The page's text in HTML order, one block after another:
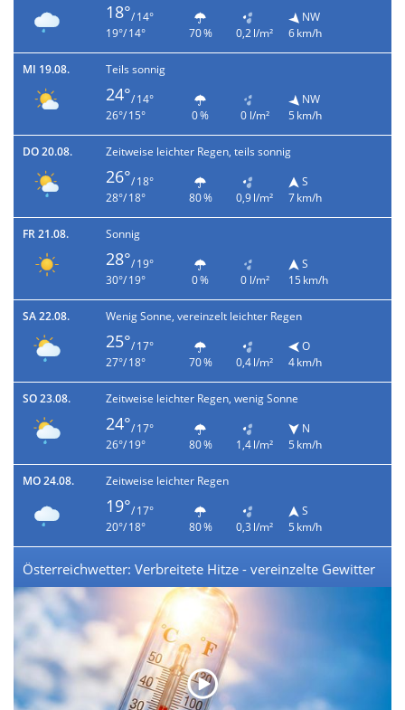
18°/ 14°
19°/ 14°
70 % 0,2 l/m²
NW
6 km/h
MI 19.08. Teils sonnig
24°/ 14°
26°/ 15°
0 % 0 l/m²
NW
5 km/h
DO 20.08. Zeitweise leichter Regen, teils sonnig
26°/ 18°
28°/ 18°
80 % 0,9 l/m²
S
7 km/h
FR 21.08. Sonnig
28°/ 19°
30°/ 19°
0 % 0 l/m²
S
15 km/h
SA 22.08. Wenig Sonne, vereinzelt leichter Regen
25°/ 17°
27°/ 18°
70 % 0,4 l/m²
O
4 km/h
SO 23.08. Zeitweise leichter Regen, wenig Sonne
24°/ 17°
26°/ 19°
80 % 1,4 l/m²
N
5 km/h
MO 24.08. Zeitweise leichter Regen
19°/ 17°
20°/ 18°
80 % 0,3 l/m²
S
5 km/h
Österreichwetter: Verbreitete Hitze - vereinzelte Gewitter